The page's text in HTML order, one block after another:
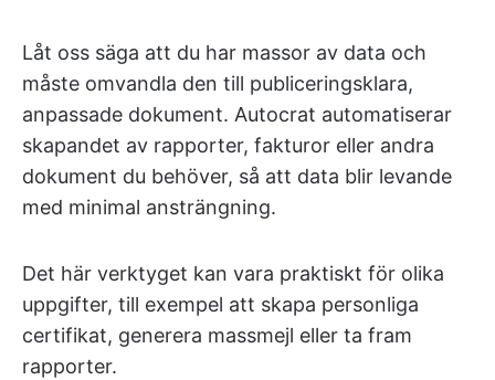
Låt oss säga att du har massor av data och
måste omvandla den till publiceringsklara,
anpassade dokument. Autocrat automatiserar
skapandet av rapporter, fakturor eller andra
dokument du behöver, så att data blir levande
med minimal ansträngning.
Det här verktyget kan vara praktiskt för olika
uppgifter, till exempel att skapa personliga
certifikat, generera massmejl eller ta fram
rapporter.